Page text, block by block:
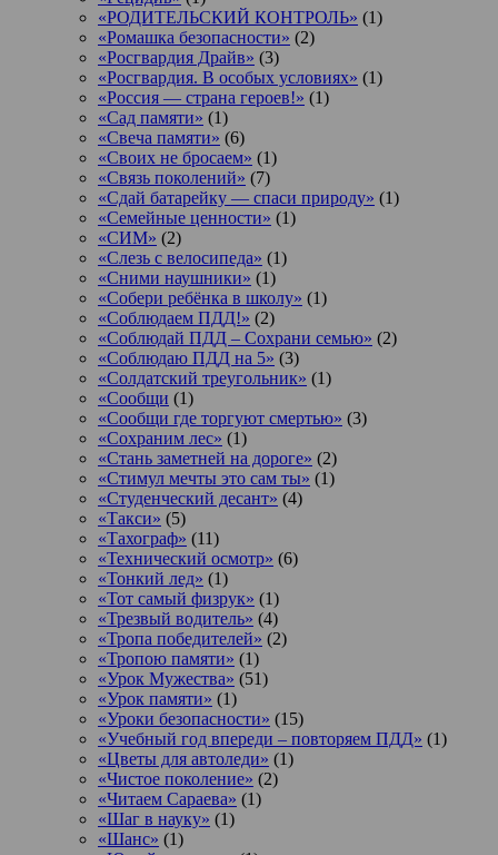
«РОДИТЕЛЬСКИЙ КОНТРОЛЬ» (1)
«Ромашка безопасности» (2)
«Росгвардия Драйв» (3)
«Росгвардия. В особых условиях» (1)
«Россия — страна героев!» (1)
«Сад памяти» (1)
«Свеча памяти» (6)
«Своих не бросаем» (1)
«Связь поколений» (7)
«Сдай батарейку — спаси природу» (1)
«Семейные ценности» (1)
«СИМ» (2)
«Слезь с велосипеда» (1)
«Сними наушники» (1)
«Собери ребёнка в школу» (1)
«Соблюдаем ПДД!» (2)
«Соблюдай ПДД – Сохрани семью» (2)
«Соблюдаю ПДД на 5» (3)
«Солдатский треугольник» (1)
«Сообщи (1)
«Сообщи где торгуют смертью» (3)
«Сохраним лес» (1)
«Стань заметней на дороге» (2)
«Стимул мечты это сам ты» (1)
«Студенческий десант» (4)
«Такси» (5)
«Тахограф» (11)
«Технический осмотр» (6)
«Тонкий лед» (1)
«Тот самый физрук» (1)
«Трезвый водитель» (4)
«Тропа победителей» (2)
«Тропою памяти» (1)
«Урок Мужества» (51)
«Урок памяти» (1)
«Уроки безопасности» (15)
«Учебный год впереди – повторяем ПДД» (1)
«Цветы для автоледи» (1)
«Чистое поколение» (2)
«Читаем Сараева» (1)
«Шаг в науку» (1)
«Шанс» (1)